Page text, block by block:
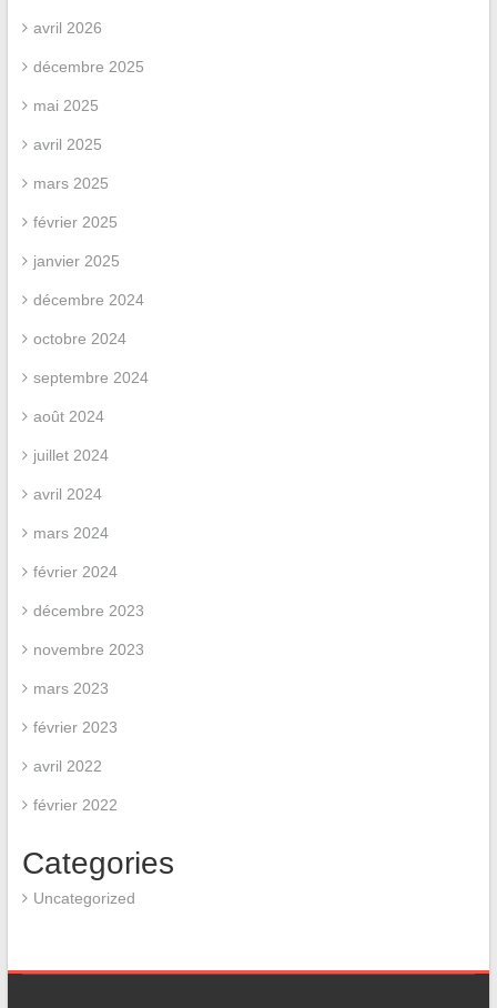
avril 2026
décembre 2025
mai 2025
avril 2025
mars 2025
février 2025
janvier 2025
décembre 2024
octobre 2024
septembre 2024
août 2024
juillet 2024
avril 2024
mars 2024
février 2024
décembre 2023
novembre 2023
mars 2023
février 2023
avril 2022
février 2022
Categories
Uncategorized